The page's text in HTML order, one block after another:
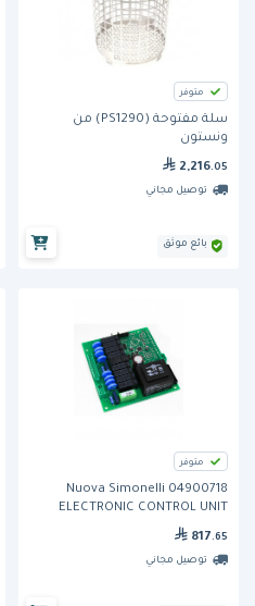
متوفر
سلة مفتوحة (PS1290) من
ونستون
2,216.05
توصيل مجاني
بائع موثق
متوفر
Nuova Simonelli 04900718
ELECTRONIC CONTROL UNIT
AURELIA
817 .65
توصيل مجاني